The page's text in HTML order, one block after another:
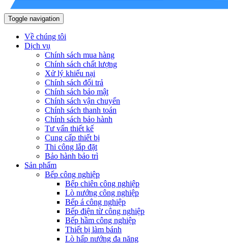
Toggle navigation
Về chúng tôi
Dịch vụ
Chính sách mua hàng
Chính sách chất lượng
Xử lý khiếu nại
Chính sách đổi trả
Chính sách bảo mật
Chính sách vận chuyển
Chính sách thanh toán
Chính sách bảo hành
Tư vấn thiết kế
Cung cấp thiết bị
Thi công lắp đặt
Bảo hành bảo trì
Sản phẩm
Bếp công nghiệp
Bếp chiên công nghiệp
Lò nướng công nghiệp
Bếp á công nghiệp
Bếp điện từ công nghiệp
Bếp hầm công nghiệp
Thiết bị làm bánh
Lò hấp nướng đa năng